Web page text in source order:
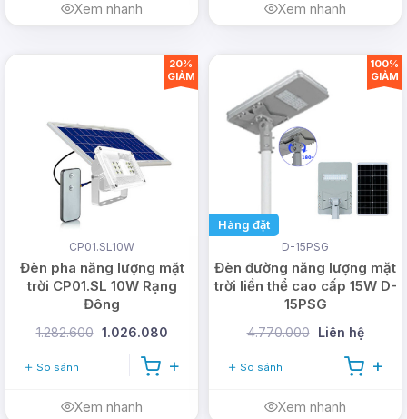
Xem nhanh Xem nhanh
CP01.SL10W
Đèn pha năng lượng mặt
trời CP01.SL 10W Rạng
Đông
1.282.600 1.026.080
So sánh
Xem nhanh
20%
GIẢM
Hàng đặt
D-15PSG
Đèn đường năng lượng mặt
trời liền thể cao cấp 15W D-
15PSG
4.770.000 Liên hệ
So sánh
Xem nhanh
100%
GIẢM